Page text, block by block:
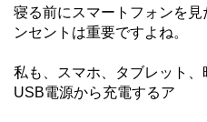
寝る前にスマートフォンを
ンセントは重要ですよ ね。
私も、スマホ、タブレット、
USB電源から充電するア